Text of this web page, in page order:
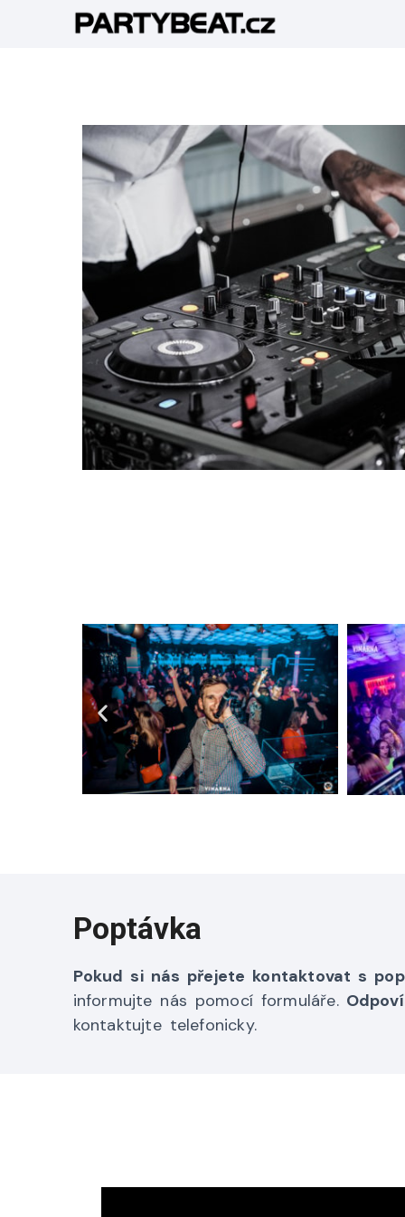
Poptávka
Pokud si nás přejete kontaktovat s
informujte nás pomocí formuláře.
kontaktujte telefonicky.